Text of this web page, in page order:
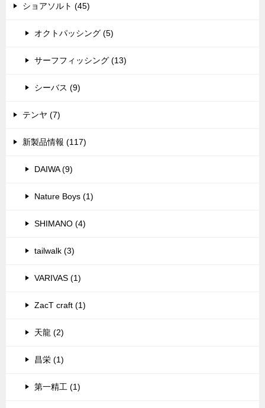
ショアソルト (45)
オクトパッシング (5)
サーフフィッシング (13)
シーバス (9)
テンヤ (7)
新製品情報 (117)
DAIWA (9)
Nature Boys (1)
SHIMANO (4)
tailwalk (3)
VARIVAS (1)
ZacT craft (1)
天龍 (2)
昌栄 (1)
第一精工 (1)